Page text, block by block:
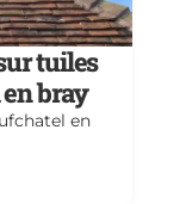
tuiles
bray
en